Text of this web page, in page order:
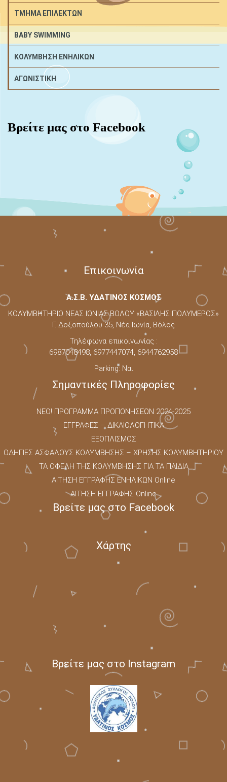
ΤΜΗΜΑ ΕΠΙΛΕΚΤΩΝ
BABY SWIMMING
ΚΟΛΥΜΒΗΣΗ ΕΝΗΛΙΚΩΝ
ΑΓΩΝΙΣΤΙΚΗ
Βρείτε μας στο Facebook
Επικοινωνία
Α.Σ.Β. ΥΔΑΤΙΝΟΣ ΚΟΣΜΟΣ
ΚΟΛΥΜΒΗΤΗΡΙΟ ΝΕΑΣ ΙΩΝΙΑΣ ΒΟΛΟΥ «ΒΑΣΙΛΗΣ ΠΟΛΥΜΕΡΟΣ»
Γ. Δοξοπούλου 35, Νέα Ιωνία, Βόλος
Τηλέφωνα επικοινωνίας :
6987048498, 6977447074, 6944762958
Parking: Ναι
Σημαντικές Πληροφορίες
NEO! ΠΡΟΓΡΑΜΜΑ ΠΡΟΠΟΝΗΣΕΩΝ 2024-2025
ΕΓΓΡΑΦΕΣ – ΔΙΚΑΙΟΛΟΓΗΤΙΚΑ
ΕΞΟΠΛΙΣΜΟΣ
ΟΔΗΓΙΕΣ ΑΣΦΑΛΟΥΣ ΚΟΛΥΜΒΗΣΗΣ – ΧΡΗΣΗΣ ΚΟΛΥΜΒΗΤΗΡΙΟΥ
ΤΑ ΟΦΕΛΗ ΤΗΣ ΚΟΛΥΜΒΗΣΗΣ ΓΙΑ ΤΑ ΠΑΙΔΙΑ
ΑΙΤΗΣΗ ΕΓΓΡΑΦΗΣ ΕΝΗΛΙΚΩΝ Online
ΑΙΤΗΣΗ ΕΓΓΡΑΦΗΣ Online
Βρείτε μας στο Facebook
Χάρτης
Βρείτε μας στο Instagram